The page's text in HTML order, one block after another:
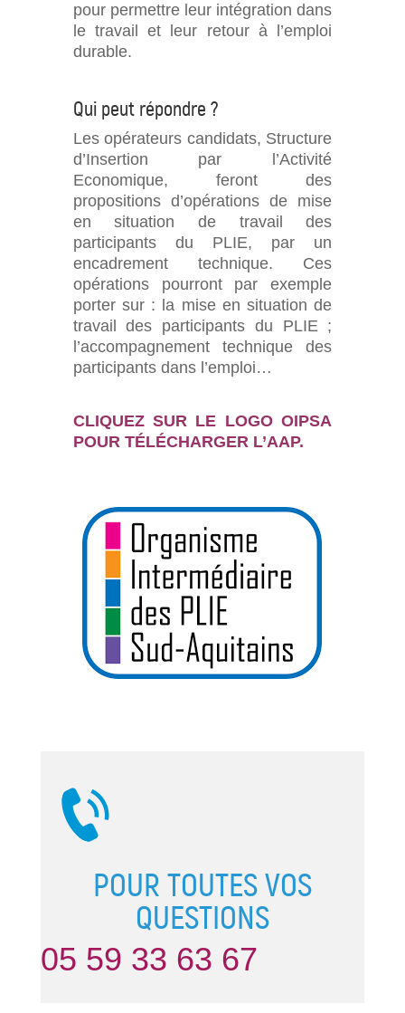
pour permettre leur intégration dans
le travail et leur retour à l’emploi
durable.
Qui peut répondre ?
Les opérateurs candidats, Structure
d’Insertion par l’Activité
Economique, feront des
propositions d’opérations de mise
en situation de travail des
participants du PLIE, par un
encadrement technique. Ces
opérations pourront par exemple
porter sur : la mise en situation de
travail des participants du PLIE ;
l’accompagnement technique des
participants dans l’emploi…
CLIQUEZ SUR LE LOGO OIPSA
POUR TÉLÉCHARGER L’AAP.
POUR TOUTES VOS
QUESTIONS
05 59 33 63 67